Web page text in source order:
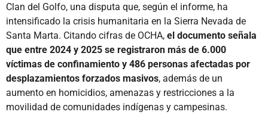
Clan del Golfo, una disputa que, según el informe, ha
intensificado la crisis humanitaria en la Sierra Nevada de
Santa Marta. Citando cifras de OCHA, el documento señala
que entre 2024 y 2025 se registraron más de 6.000
víctimas de confinamiento y 486 personas afectadas por
desplazamientos forzados masivos, además de un
aumento en homicidios, amenazas y restricciones a la
movilidad de comunidades indígenas y campesinas.